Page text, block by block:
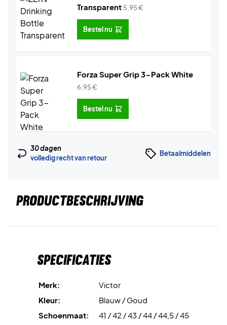
Transparent 5,95€
Bestel nu
Forza Super Grip 3-Pack White
6,95€
Bestel nu
30 dagen
volledig recht van retour
Betaalmiddelen
PRODUCTBESCHRIJVING
Specificaties
Merk:
Victor
Kleur:
Blauw / Goud
Schoenmaat:
41 / 42 / 43 / 44 / 44,5 / 45